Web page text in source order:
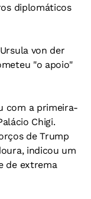
diplomáticos
von der
"o apoio"
com a primeira-
Chigi.
de Trump
indicou um
de extrema